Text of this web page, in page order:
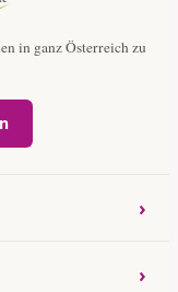
in ganz Österreich zu
›
›